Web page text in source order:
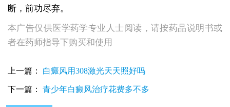
断，前功尽弃。
本广告仅供医学药学专业人士阅读，请按药品说明书或
者在药师指导下购买和使用
上一篇： 白癜风用308激光天天照好吗
下一篇： 青少年白癜风治疗花费多不多